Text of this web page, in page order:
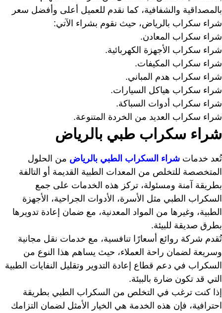
بالمصداقية والشفافية، كما نقدم للعميل أعلى وأفضل سعر
شراء سكراب بالرياض، حيث نقوم بشراء الآتي:
شراء سكراب المعادن.
شراء سكراب الأجهزة الكهربائية.
شراء سكراب المكيفات.
شراء سكراب هدم المباني.
شراء سكراب هياكل السيارات.
شراء سكراب أدوات السباكة.
شراء سكراب العديد من الخردة المتنوعة.
شراء سكراب طبي بالرياض
تُعد خدمات شراء السكراب الطبي بالرياض من الحلول
المتخصصة للتخلص من المعدات الطبية القديمة أو التالفة
بطريقة آمنة ومسئولة، تركز هذه الخدمات على جمع
السكراب الطبي مثل الأسرة، الأدوات الجراحية، الأجهزة
الطبية، وغيرها من المواد المعدنية، مع ضمان إعادة تدويرها
بطرق صديقة للبيئة.
تُقدم شركة روائع أسعارًا تنافسية، مع خدمات نقل مجانية
وسريعة لضمان راحة العملاء، حيث يساهم هذا النوع من
السكراب في دعم قطاع إعادة التدوير وتقليل النفايات الطبية
التي قد تكون ضارة بالبيئة.
إذا كنت ترغب في التخلص من السكراب الطبي بطريقة
احترافية، فإن هذه الخدمة هي الخيار الأمثل لضمان التزامك